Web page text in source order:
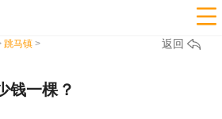

跳马镇> 返回
钱一棵？